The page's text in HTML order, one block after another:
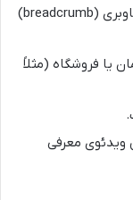
نشانه گذاری مسیر ناوبری (breadcrumb)
یا فروشگاه (مثلاً
معرفی